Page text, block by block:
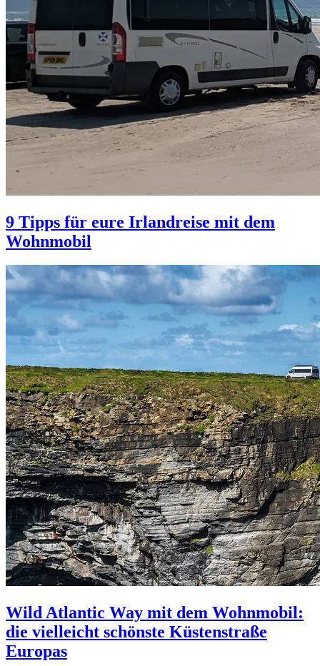
9 Tipps für eure Irlandreise mit dem
Wohnmobil
Wild Atlantic Way mit dem Wohnmobil:
die vielleicht schönste Küstenstraße
Europas